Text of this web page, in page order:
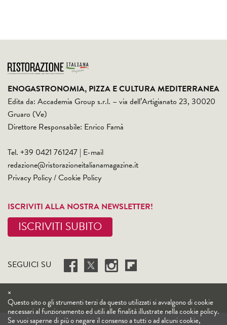
ENOGASTRONOMIA, PIZZA E CULTURA MEDITERRANEA
Edita da: Accademia Group s.r.l. – via dell’Artigianato 23, 30020
Gruaro (Ve)
Direttore Responsabile: Enrico Famà
Tel. +39 0421 761247 | E-mail
redazione@ristorazioneitalianamagazine.it
Privacy Policy/Cookie Policy
ISCRIVITI ALLA NOSTRA NEWSLETTER!
ISCRIVITI SUBITO
SEGUICI SU
×
Questo sito o gli strumenti terzi da questo utilizzati si avvalgono di cookie
necessari al funzionamento ed utili alle finalità illustrate nella cookie policy.
Se vuoi saperne di più o negare il consenso a tutti o ad alcuni cookie,